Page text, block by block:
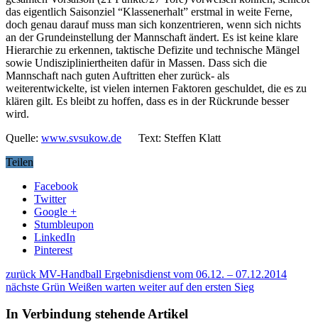
das eigentlich Saisonziel “Klassenerhalt” erstmal in weite Ferne,
doch genau darauf muss man sich konzentrieren, wenn sich nichts
an der Grundeinstellung der Mannschaft ändert. Es ist keine klare
Hierarchie zu erkennen, taktische Defizite und technische Mängel
sowie Undiszipliniertheiten dafür in Massen. Dass sich die
Mannschaft nach guten Auftritten eher zurück- als
weiterentwickelte, ist vielen internen Faktoren geschuldet, die es zu
klären gilt. Es bleibt zu hoffen, dass es in der Rückrunde besser
wird.
Quelle: www.svsukow.de Text: Steffen Klatt
Teilen
Facebook
Twitter
Google +
Stumbleupon
LinkedIn
Pinterest
zurück MV-Handball Ergebnisdienst vom 06.12. – 07.12.2014
nächste Grün Weißen warten weiter auf den ersten Sieg
In Verbindung stehende Artikel